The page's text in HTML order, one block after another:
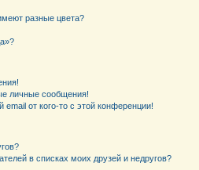
разные цвета?
личные сообщения!
от кого-то с этой конференции!
в списках моих друзей и недругов?